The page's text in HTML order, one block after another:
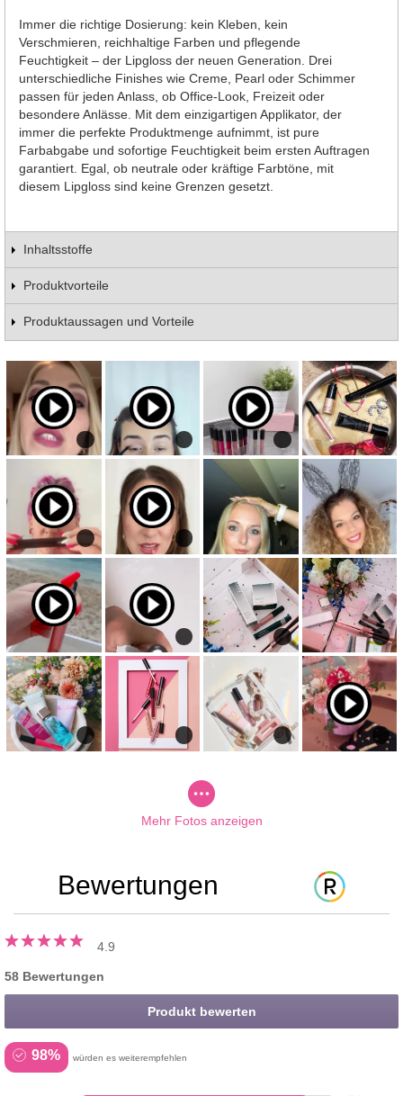
Immer die richtige Dosierung: kein Kleben, kein
Verschmieren, reichhaltige Farben und pflegende
Feuchtigkeit – der Lipgloss der neuen Generation. Drei
unterschiedliche Finishes wie Creme, Pearl oder Schimmer
passen für jeden Anlass, ob Office-Look, Freizeit oder
besondere Anlässe. Mit dem einzigartigen Applikator, der
immer die perfekte Produktmenge aufnimmt, ist pure
Farbabgabe und sofortige Feuchtigkeit beim ersten Auftragen
garantiert. Egal, ob neutrale oder kräftige Farbtöne, mit
diesem Lipgloss sind keine Grenzen gesetzt.
Inhaltsstoffe
Produktvorteile
Produktaussagen und Vorteile
Mehr Fotos anzeigen
Bewertungen
4.9
58 Bewertungen
Produkt bewerten
98% würden es weiterempfehlen